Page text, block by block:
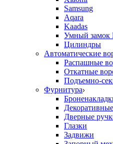
Samsung
Aqara
Kaadas
Умный замок
Цилиндры
Автоматические
Распашные
Откатные
Подъемно-
Фурнитура
Дверные
Глазки
Задвижи